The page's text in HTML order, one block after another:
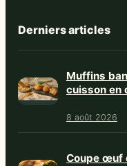
Derniers articles
Muffins
cuisson en
8 août 2026
Coupe œuf